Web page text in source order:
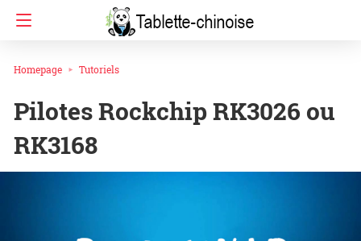
Homepage Tutoriels
Pilotes Rockchip RK3026 ou
RK3168